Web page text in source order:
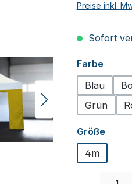
Preise inkl.
Sofort
Farbe
Blau
Grün
Größe
4m
Produkt